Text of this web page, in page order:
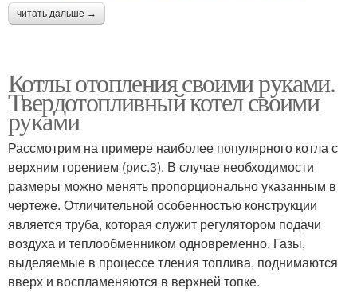
читать дальше →
Котлы отопления своими руками.
Твердотопливный котел своими
руками
Рассмотрим на примере наиболее популярного котла с
верхним горением (рис.3). В случае необходимости
размеры можно менять пропорционально указанным в
чертеже. Отличительной особенностью конструкции
является труба, которая служит регулятором подачи
воздуха и теплообменником одновременно. Газы,
выделяемые в процессе тления топлива, поднимаются
вверх и воспламеняются в верхней топке.